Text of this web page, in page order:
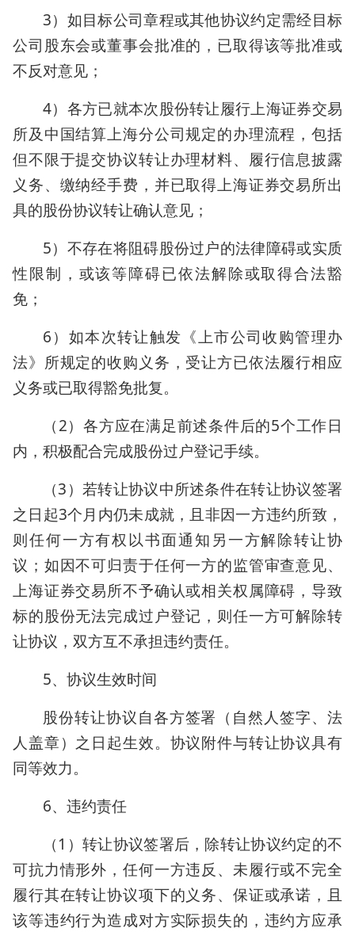
3）如目标公司章程或其他协议约定需经目标
公司股东会或董事会批准的，已取得该等批准或
不反对意见；
4）各方已就本次股份转让履行上海证券交易
所及中国结算上海分公司规定的办理流程，包括
但不限于提交协议转让办理材料、履行信息披露
义务、缴纳经手费，并已取得上海证券交易所出
具的股份协议转让确认意见；
5）不存在将阻碍股份过户的法律障碍或实质
性限制，或该等障碍已依法解除或取得合法豁
免；
6）如本次转让触发《上市公司收购管理办
法》所规定的收购义务，受让方已依法履行相应
义务或已取得豁免批复。
（2）各方应在满足前述条件后的5个工作日
内，积极配合完成股份过户登记手续。
（3）若转让协议中所述条件在转让协议签署
之日起3个月内仍未成就，且非因一方违约所致，
则任何一方有权以书面通知另一方解除转让协
议；如因不可归责于任何一方的监管审查意见、
上海证券交易所不予确认或相关权属障碍，导致
标的股份无法完成过户登记，则任一方可解除转
让协议，双方互不承担违约责任。
5、协议生效时间
股份转让协议自各方签署（自然人签字、法
人盖章）之日起生效。协议附件与转让协议具有
同等效力。
6、违约责任
（1）转让协议签署后，除转让协议约定的不
可抗力情形外，任何一方违反、未履行或不完全
履行其在转让协议项下的义务、保证或承诺，且
该等违约行为造成对方实际损失的，违约方应承